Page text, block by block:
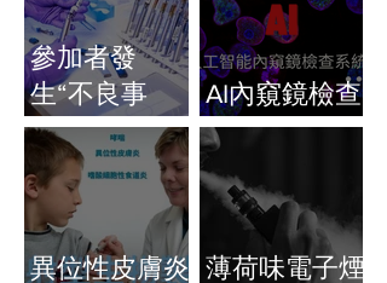
參加者發
生“不良事
件”後，強生
公司的冠狀病
毒疫苗試驗暫
停
AI內窺鏡檢查
準確度高
異位性皮膚炎
薄荷味電子煙